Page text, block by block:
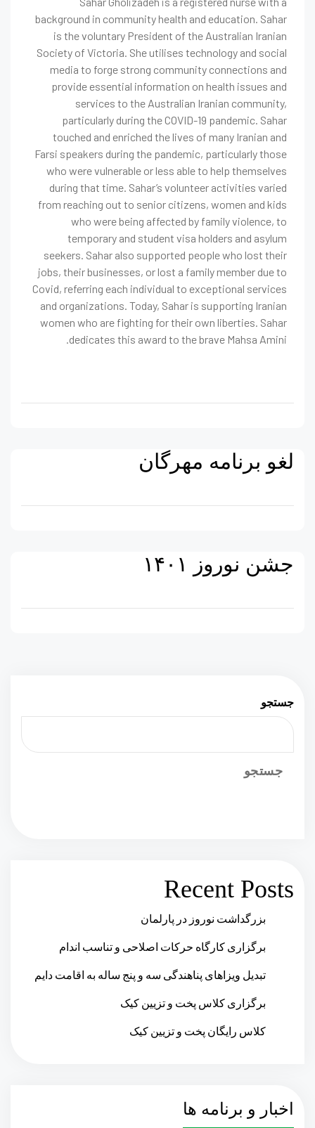
background in community health and education. Sahar
is the voluntary President of the Australian Iranian
Society of Victoria. She utilises technology and social
media to forge strong community connections and
provide essential information on health issues and
services to the Australian Iranian community,
particularly during the COVID-19 pandemic. Sahar
touched and enriched the lives of many Iranian and
Farsi speakers during the pandemic, particularly those
who were vulnerable or less able to help themselves
during that time. Sahar’s volunteer activities varied
from reaching out to senior citizens, women and kids
who were being affected by family violence, to
temporary and student visa holders and asylum
seekers. Sahar also supported people who lost their
jobs, their businesses, or lost a family member due to
Covid, referring each individual to exceptional services
and organizations. Today, Sahar is supporting Iranian
women who are fighting for their own liberties. Sahar
dedicates this award to the brave Mahsa Amini.
لغو برنامه مهرگان
جشن نوروز ۱۴۰۱
جستجو
جستجو
Recent Posts
بزرگداشت نوروز در پارلمان
برگزاری کارگاه حرکات اصلاحی و تناسب اندام
تبدیل ویزاهای پناهندگی سه و پنج ساله به اقامت دایم
برگزاری کلاس پخت و تزیین کیک
کلاس رایگان پخت و تزیین کیک
اخبار و برنامه ها